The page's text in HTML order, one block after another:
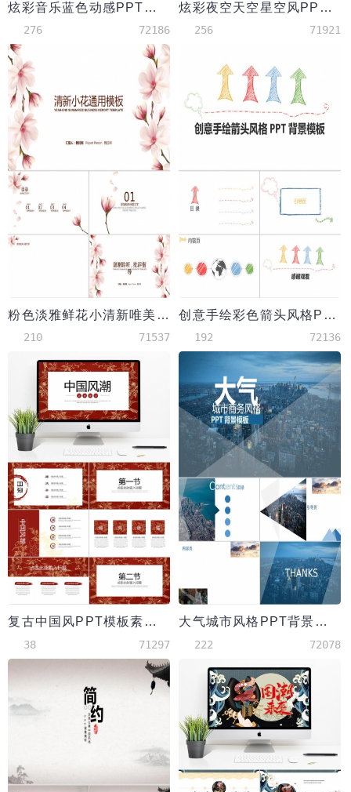
炫彩音乐蓝色动感PPT背景素材
276 72186
炫彩夜空天空星空风PPT背景模板
256 71921
粉色淡雅鲜花小清新唯美梦幻水彩PPT背景
210 71537
创意手绘彩色箭头风格PPT背景模板
192 72136
复古中国风PPT模板素材下载
38 71297
大气城市风格PPT背景模板
222 72078